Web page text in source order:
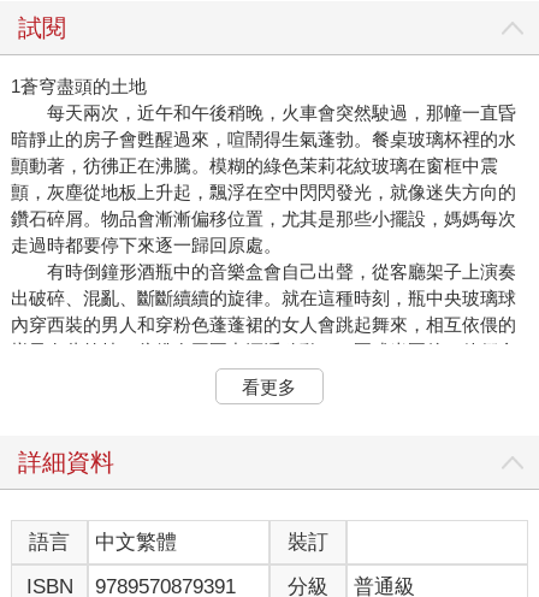
試閱
1蒼穹盡頭的土地
每天兩次，近午和午後稍晚，火車會突然駛過，那幢一直昏
暗靜止的房子會甦醒過來，喧鬧得生氣蓬勃。餐桌玻璃杯裡的水
顫動著，彷彿正在沸騰。模糊的綠色茉莉花紋玻璃在窗框中震
顫，灰塵從地板上升起，飄浮在空中閃閃發光，就像迷失方向的
鑽石碎屑。物品會漸漸偏移位置，尤其是那些小擺設，媽媽每次
走過時都要停下來逐一歸回原處。
有時倒鐘形酒瓶中的音樂盒會自己出聲，從客廳架子上演奏
出破碎、混亂、斷斷續續的旋律。就在這種時刻，瓶中央玻璃球
內穿西裝的男人和穿粉色蓬蓬裙的女人會跳起舞來，相互依偎的
樣子有些笨拙，彷彿在圓圈中漂浮移動。一圈或半圈後，他們會
停下來，詫異困惑的眼神直視前方，小腿微微擺動，直到完全靜
止，不知何時才能再次共舞。瓶中酒水已空，藍色墨水取而代
每當看到花園裡的樹木搖曳枝葉，聽見遠處風中傳來的呼嘯
身體的震動。未曾離開家的十二歲達歐，和從某個地方駛向各處
的火車，以及車窗中的人們，在這個瞬間產生某種奇妙的連結。
透過細長的籬笆縫隙看過去，這些人影只是一道道白色的線條。
看更多
詳細資料
語言 中文繁體
裝訂
ISBN
9789570879391 分級 普通級